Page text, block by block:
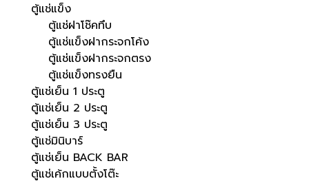
ตู้แช่แข็ง
ตู้แช่ฝาโช๊คทึบ
ตู้แช่แข็งฝากระจกโค้ง
ตู้แช่แข็งฝากระจกตรง
ตู้แช่แข็งทรงยืน
ตู้แช่เย็น 1 ประตู
ตู้แช่เย็น 2 ประตู
ตู้แช่เย็น 3 ประตู
ตู้แช่มินิบาร์
ตู้แช่เย็น BACK BAR
ตู้แช่เค้กแบบตั้งโต๊ะ